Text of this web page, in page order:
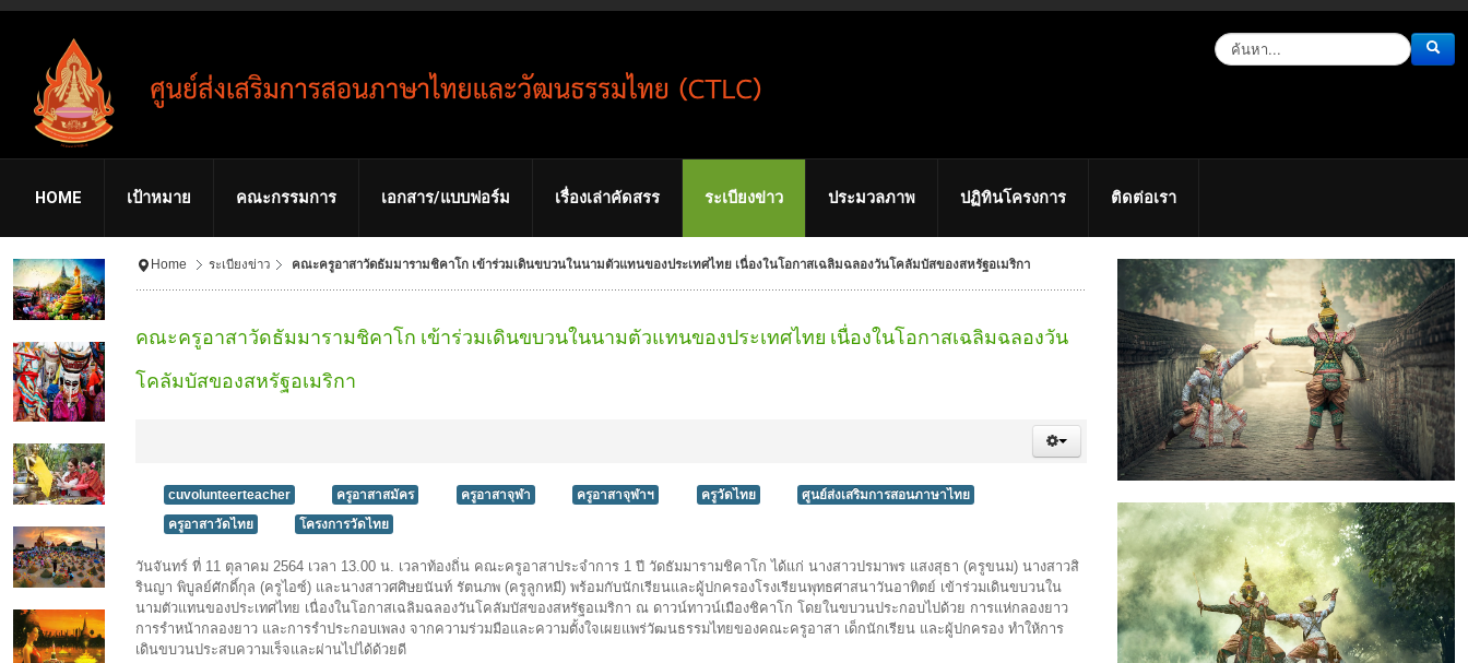
HOME เป้าหมาย คณะกรรมการ เอกสาร/แบบฟอร์ม เรื่องเล่าคัดสรร ระเบียงข่าว ประมวลภาพ ปฏิทินโครงการ ติดต่อเรา
Home ระเบียงข่าว คณะครูอาสาวัดธัมมารามชิคาโก เข้าร่วมเดินขบวนในนามตัวแทนของประเทศไทย เนื่องในโอกาสเฉลิมฉลองวันโคลัมบัสของสหรัฐอเมริกา
คณะครูอาสาวัดธัมมารามชิคาโก เข้าร่วมเดินขบวนในนามตัวแทนของประเทศไทย เนื่องในโอกาสเฉลิมฉลองวัน
โคลัมบัสของสหรัฐอเมริกา
cuvolunteerteacher ครูอาสาสมัคร ครูอาสาจุฬา ครูอาสาจุฬาฯ ครูวัดไทย
ศูนย์ส่งเสริมการสอนภาษาไทย
ครูอาสาวัดไทย
โครงการวัดไทย
วันจันทร์ ที่ 11 ตุลาคม 2564 เวลา 13.00 น. เวลาท้องถิ่น คณะครูอาสาประจำการ 1 ปี วัดธัมมารามชิคาโก ได้แก่ นางสาวปรมาพร แสงสุธา (ครูขนม) นางสาวสิ
รินญา พิบูลย์ศักดิ์กุล (ครูไอซ์) และนางสาวศศิษยนันท์ รัตนภพ (ครูลูกหมี) พร้อมกับนักเรียนและผู้ปกครองโรงเรียนพุทธศาสนาวันอาทิตย์ เข้าร่วมเดินขบวนใน
นามตัวแทนของประเทศไทย เนื่องในโอกาสเฉลิมฉลองวันโคลัมบัสของสหรัฐอเมริกา ณ ดาวน์ทาวน์เมืองชิคาโก โดยในขบวนประกอบไปด้วย การแห่กลองยาว
การรำหน้ากลองยาว และการรำประกอบเพลง จากความร่วมมือและความตั้งใจเผยแพร่วัฒนธรรมไทยของคณะครูอาสา เด็กนักเรียน และผู้ปกครอง ทำให้การ
เดินขบวนประสบความเร็จและผ่านไปได้ด้วยดี